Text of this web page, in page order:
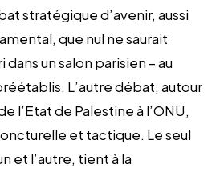
stratégique d’avenir, aussi
que nul ne saurait
un salon parisien – au
L’autre débat, autour
l’Etat de Palestine à l’ONU,
et tactique. Le seul
et l’autre, tient à la